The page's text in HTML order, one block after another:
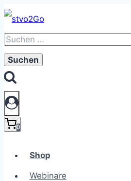
Zum
Inhalt
springen
Suchen
nach:
0
Shop
Webinare